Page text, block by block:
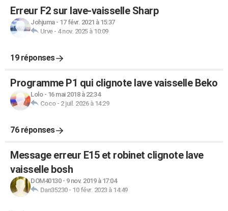
Erreur F2 sur lave-vaisselle Sharp
Johjuma- 17 févr. 2021 à 15:37
Urve- 4 nov. 2025 à 10:09
19 réponses
Programme P1 qui clignote lave vaisselle Beko
Lolo- 16 mai 2018 à 22:34
Coco- 2 juil. 2026 à 14:29
76 réponses
Message erreur E15 et robinet clignote lave
vaisselle bosh
DOM40130- 9 nov. 2019 à 17:04
Dan35230- 10 févr. 2023 à 14:49